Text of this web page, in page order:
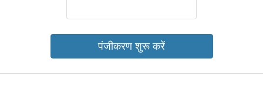
पंजीकरण शुरू करें